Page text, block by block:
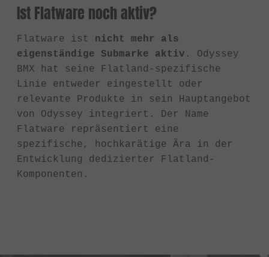
Ist Flatware noch aktiv?
Flatware ist nicht mehr als
eigenständige Submarke aktiv . Odyssey
BMX hat seine Flatland-spezifische
Linie entweder eingestellt oder
relevante Produkte in sein Hauptangebot
von Odyssey integriert. Der Name
Flatware repräsentiert eine
spezifische, hochkarätige Ära in der
Entwicklung dedizierter Flatland-
Komponenten.